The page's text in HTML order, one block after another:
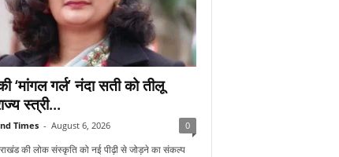
‘मांगल गर्ल’ नंदा सती को तीलू
स्त्री...
Times - August 6, 2026 0
की लोक संस्कृति को नई पीढ़ी से जोड़ने का संकल्प